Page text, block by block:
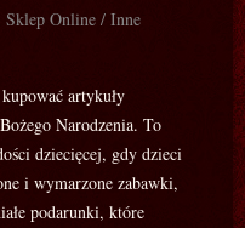
Sklep Online / Inne
artykuły
Narodzenia. To
dziecięcej, gdy dzieci
i wymarzone zabawki,
podarunki, które